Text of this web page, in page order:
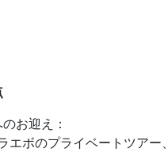
お迎え：
エボのプライベートツアー、